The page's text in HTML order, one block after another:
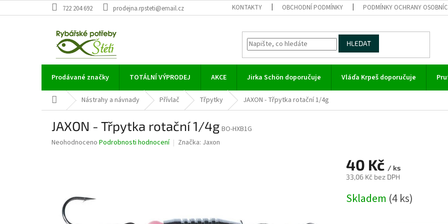
na
722 204 692 prodejna.rpsteti@email.cz KONTAKTY OBCHODNÍ PODMÍNKY PODMÍNKY OCHRANY
HLEDAT
Prodávané značky TOTÁLNÍ VÝPRODEJ AKCE Jirka Schön doporučuje Vláďa Krpeš doporučuje
Domů Nástrahy a návnady Přívlač Třpytky JAXON - Třpytka rotační 1/4g
JAXON - Třpytka rotační 1/4g BO-HXB1G
Průměrné
hvězdiček.
Neohodnoceno Podrobnosti hodnocení Značka: Jaxon
40 Kč / ks
33,06 Kč bez DPH
cena:
Skladem (4 ks)